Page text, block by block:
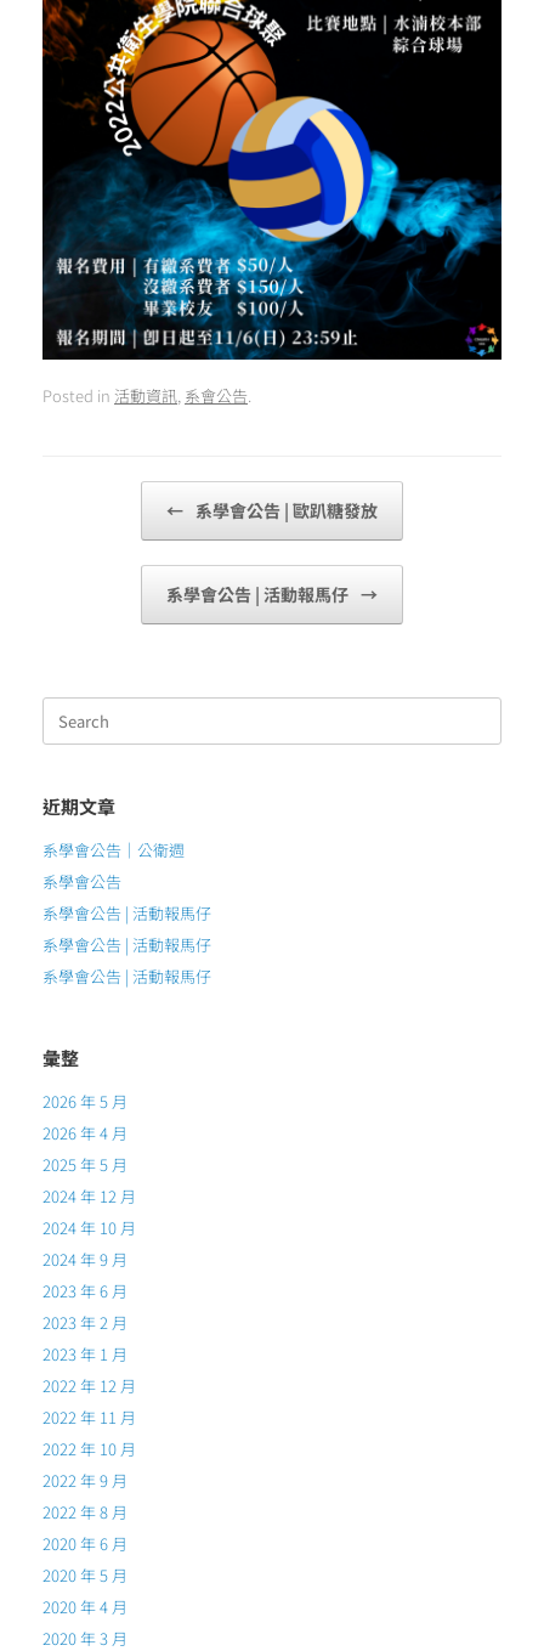
Posted in 活動資訊 系會公告
← 系學會公告 | 歐趴糖發放
系學會公告 | 活動報馬仔 →
Search
for:
近期文章
系學會公告｜公衛週
系學會公告
系學會公告 | 活動報馬仔
系學會公告 | 活動報馬仔
系學會公告 | 活動報馬仔
彙整
2026 年 5 月
2026 年 4 月
2025 年 5 月
2024 年 12 月
2024 年 10 月
2024 年 9 月
2023 年 6 月
2023 年 2 月
2023 年 1 月
2022 年 12 月
2022 年 11 月
2022 年 10 月
2022 年 9 月
2022 年 8 月
2020 年 6 月
2020 年 5 月
2020 年 4 月
2020 年 3 月